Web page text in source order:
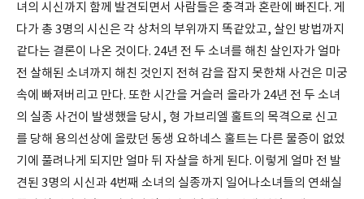
녀의 시신까지 함께 발견되면서 사람들은 충격과 혼란에 빠진다. 게
다가 총 3명의 시신은 각 상처의 부위까지 똑같았고, 살인 방법까지
같다는 결론이 나온 것이다. 24년 전 두 소녀를 해친 살인자가 얼마
전 살해된 소녀까지 해친 것인지 전혀 감을 잡지 못한채 사건은 미궁
속에 빠져버리고 만다. 또한 시간을 거슬러 올라가 24년 전 두 소녀
의 실종 사건이 발생했을 당시, 형 가브리엘 훌트의 목격으로 신고
를 당해 용의선상에 올랐던 동생 요하네스 훌트는 다른 물증이 없었
기에 풀려나게 되지만 얼마 뒤 자살을 하게 된다. 이렇게 얼마 전 발
견된 3명의 시신과 4번째 소녀의 실종까지 일어나소녀들의 연쇄실